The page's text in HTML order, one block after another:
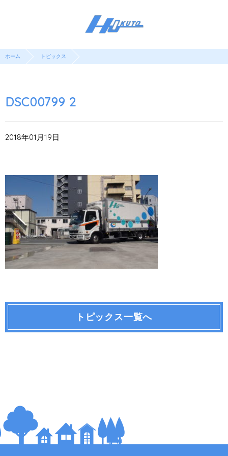
ホーム トピックス
DSC00799 2
2018年01月19日
トピックス一覧へ